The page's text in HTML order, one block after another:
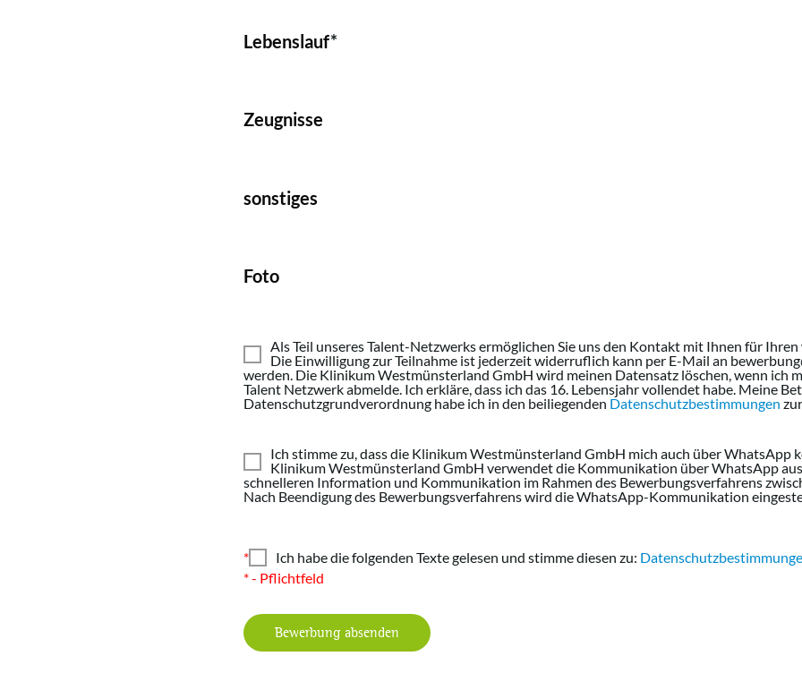
Lebenslauf*
Zeugnisse
sonstiges
Foto
Als Teil unseres Talent-Netzwerks ermöglichen Sie uns den Kontakt mit Ihnen für
Die Einwilligung zur Teilnahme ist jederzeit widerruflich kann per E-Mail an
werden. Die Klinikum Westmünsterland GmbH wird meinen Datensatz löschen, wenn ich
Talent Netzwerk abmelde. Ich erkläre, dass ich das 16. Lebensjahr vollendet habe. Meine
Datenschutzgrundverordnung habe ich in den beiliegenden Datenschutzbestimmungen
Ich stimme zu, dass die Klinikum Westmünsterland GmbH mich auch über WhatsApp
Klinikum Westmünsterland GmbH verwendet die Kommunikation über WhatsApp
schnelleren Information und Kommunikation im Rahmen des Bewerbungsverfahrens
Nach Beendigung des Bewerbungsverfahrens wird die WhatsApp-Kommunikation
* Ich habe die folgenden Texte gelesen und stimme diesen zu:
* - Pflichtfeld
Bewerbung absenden